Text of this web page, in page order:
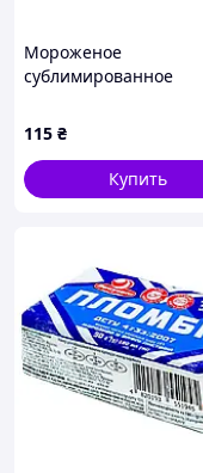
Мороженое
сублимированное
115 ₴
Купить